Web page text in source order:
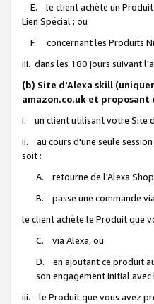
E. le client achète un Produit
Lien Spécial ; ou
F. concernant les Produits
iii. dans les 180 jours suivant
(b) Site d'Alexa skill
amazon.co.uk et proposant
i. un client utilisant votre Site
ii. au cours d'une seule
soit :
A. retourne de l'Alexa
B. passe une commande
le client achète le Produit que
C. via Alexa, ou
D. en ajoutant ce produit
son engagement initial
iii. le Produit que vous avez